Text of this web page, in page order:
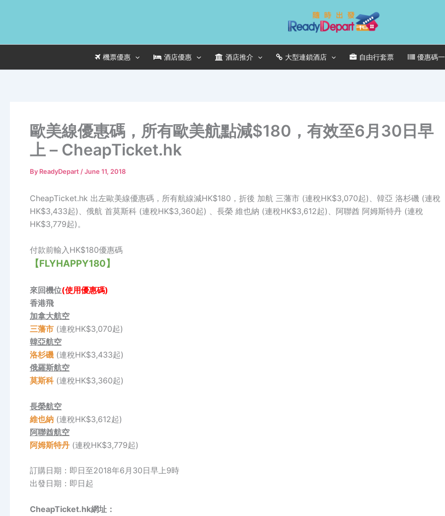
機票優惠 酒店優惠 酒店推介 大型連鎖酒店 自由行套票 優惠碼
歐美線優惠碼，所有歐美航點減$180，有效至6月30日早
上 – CheapTicket.hk
By ReadyDepart /June 11, 2018
CheapTicket.hk 出左歐美線優惠碼，所有航線減HK$180，折後 加航 三藩市 (連稅HK$3,070起)、韓亞 洛杉磯 (連稅
HK$3,433起)、俄航 首莫斯科 (連稅HK$3,360起) 、長榮 維也納 (連稅HK$3,612起)、阿聯酋 阿姆斯特丹 (連稅
HK$3,779起)。
付款前輸入HK$180優惠碼
【FLYHAPPY180】
來回機位(使用優惠碼)
香港飛
加拿大航空
三藩市 (連稅HK$3,070起)
韓亞航空
洛杉磯 (連稅HK$3,433起)
俄羅斯航空
莫斯科(連稅HK$3,360起)
長榮航空
維也納 (連稅HK$3,612起)
阿聯酋航空
阿姆斯特丹 (連稅HK$3,779起)
訂購日期：即日至2018年6月30日早上9時
出發日期：即日起
CheapTicket.hk網址：